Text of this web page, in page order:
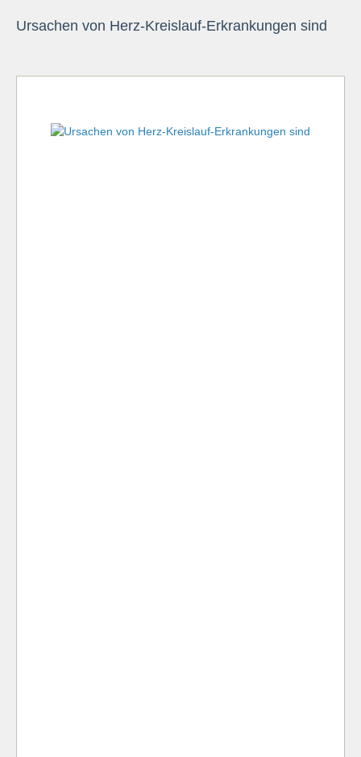
Ursachen von Herz-Kreislauf-Erkrankungen sind